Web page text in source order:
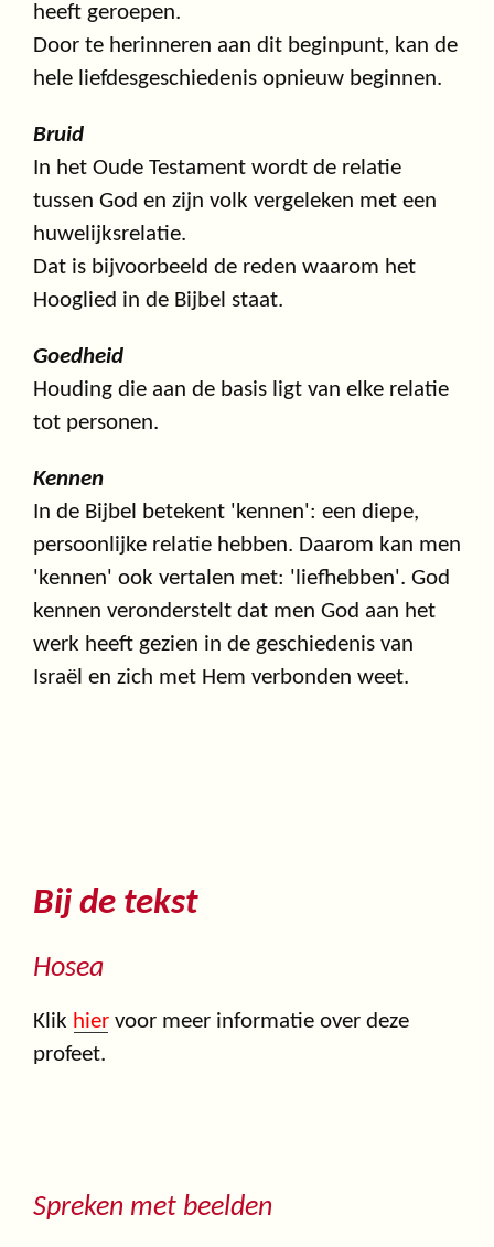
heeft geroepen.
Door te herinneren aan dit beginpunt, kan de
hele liefdesgeschiedenis opnieuw beginnen.
Bruid
In het Oude Testament wordt de relatie
tussen God en zijn volk vergeleken met een
huwelijksrelatie.
Dat is bijvoorbeeld de reden waarom het
Hooglied in de Bijbel staat.
Goedheid
Houding die aan de basis ligt van elke relatie
tot personen.
Kennen
In de Bijbel betekent 'kennen': een diepe,
persoonlijke relatie hebben. Daarom kan men
'kennen' ook vertalen met: 'liefhebben'. God
kennen veronderstelt dat men God aan het
werk heeft gezien in de geschiedenis van
Israël en zich met Hem verbonden weet.
Bij de tekst
Hosea
Klik hier voor meer informatie over deze
profeet.
Spreken met beelden